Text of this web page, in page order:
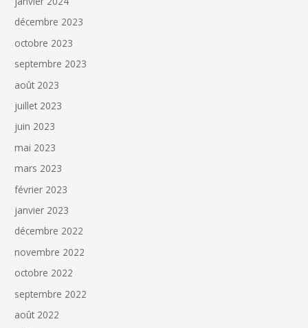
décembre 2023
octobre 2023
septembre 2023
août 2023
juillet 2023
juin 2023
mai 2023
mars 2023
février 2023
janvier 2023
décembre 2022
novembre 2022
octobre 2022
septembre 2022
août 2022